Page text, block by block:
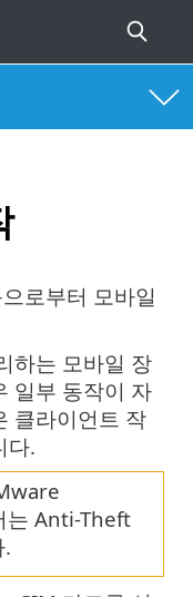
로부터 모바일
하는 모바일 장
일부 동작이 자
클라이언트 작
다.
는 Anti-Theft